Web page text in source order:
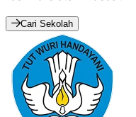
Cari Sekolah